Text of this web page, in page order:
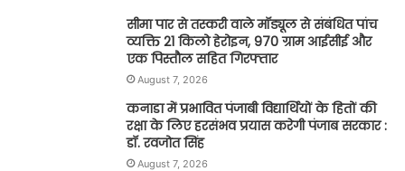
सीमा पार से तस्करी वाले मॉड्यूल से संबंधित पांच
व्यक्ति 21 किलो हेरोइन, 970 ग्राम आईसीई और
एक पिस्तौल सहित गिरफ्तार
August 7, 2026
कनाडा में प्रभावित पंजाबी विद्यार्थियों के हितों की
रक्षा के लिए हरसंभव प्रयास करेगी पंजाब सरकार :
डॉ. रवजोत सिंह
August 7, 2026